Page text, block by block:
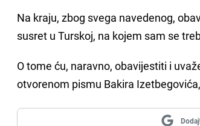
Na kraju, zbog svega navedenog,
susret u Turskoj, na kojem sam se
O tome ću, naravno, obavijestiti i
otvorenom pismu Bakira